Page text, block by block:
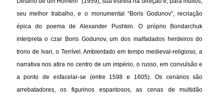
seu melhor trabalho, e o monumental “Boris Godunov”, recriação
épica do poema de Alexander Pushkin. O próprio Bondarchuk
interpreta o czar Boris Godunov, um dos malfadados herdeiros do
trono de Ivan, o Terrível. Ambientado em tempo medieval-religioso, a
narrativa nos atira no centro de um império, o russo, em convulsão e
a ponto de esfacelar-se (entre 1598 e 1605). Os cenários são
arrebatadores, os figurinos espantosos, as cenas de multidão